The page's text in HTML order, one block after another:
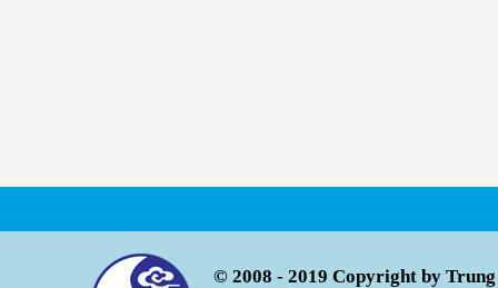
© 2008 - 2019 Copyright by